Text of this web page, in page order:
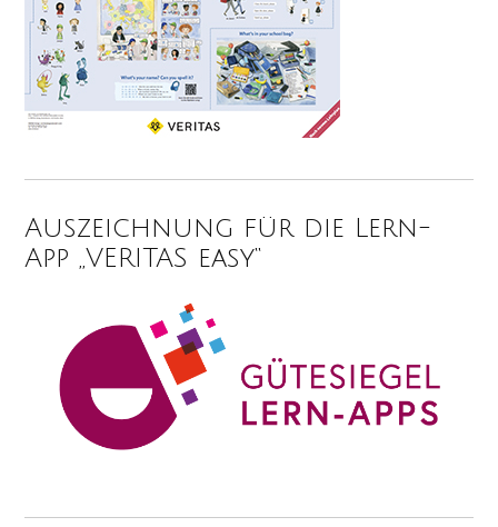
Auszeichnung für die Lern-
App „VERITAS easy“